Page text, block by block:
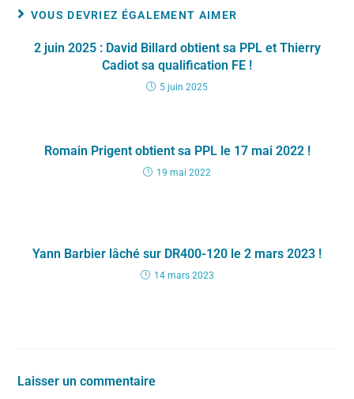
VOUS DEVRIEZ ÉGALEMENT AIMER
2 juin 2025 : David Billard obtient sa PPL et Thierry
Cadiot sa qualification FE !
5 juin 2025
Romain Prigent obtient sa PPL le 17 mai 2022 !
19 mai 2022
Yann Barbier lâché sur DR400-120 le 2 mars 2023 !
14 mars 2023
Laisser un commentaire